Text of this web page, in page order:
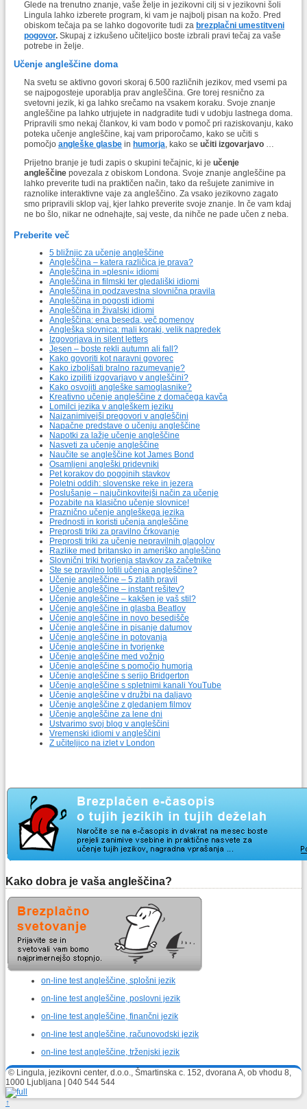
Glede na trenutno znanje, vaše želje in jezikovni cilj si v jezikovni šoli
Lingula lahko izberete program, ki vam je najbolj pisan na kožo. Pred
obiskom tečaja pa se lahko dogovorite tudi za brezplačni umestitveni
pogovor. Skupaj z izkušeno učiteljico boste izbrali pravi tečaj za vaše
potrebe in želje.
Učenje angleščine doma
Na svetu se aktivno govori skoraj 6.500 različnih jezikov, med vsemi pa
se najpogosteje uporablja prav angleščina. Gre torej resnično za
svetovni jezik, ki ga lahko srečamo na vsakem koraku. Svoje znanje
angleščine pa lahko utrjujete in nadgradite tudi v udobju lastnega doma.
Pripravili smo nekaj člankov, ki vam bodo v pomoč pri raziskovanju, kako
poteka učenje angleščine, kaj vam priporočamo, kako se učiti s
pomočjo angleške glasbe in humorja , kako se učiti izgovarjavo
Prijetno branje je tudi zapis o skupini tečajnic, ki je učenje
angleščine povezala z obiskom Londona. Svoje znanje angleščine pa
lahko preverite tudi na praktičen način, tako da rešujete zanimive in
raznolike interaktivne vaje za angleščino. Za vsako jezikovno zagato
smo pripravili sklop vaj, kjer lahko preverite svoje znanje. In če vam kdaj
ne bo šlo, nikar ne odnehajte, saj veste, da nihče ne pade učen z neba.
Preberite več
5 bližnjic za učenje angleščine
Angleščina – katera različica je prava?
Angleščina in »plesni« idiomi
Angleščina in filmski ter gledališki idiomi
Angleščina in podzavestna slovnična pravila
Angleščina in pogosti idiomi
Angleščina in živalski idiomi
Angleščina: ena beseda, več pomenov
Angleška slovnica: mali koraki, velik napredek
Izgovorjava in silent letters
Jesen – boste rekli autumn ali fall?
Kako govoriti kot naravni govorec
Kako izboljšati bralno razumevanje?
Kako izpiliti izgovarjavo v angleščini?
Kako osvojiti angleške samoglasnike?
Kreativno učenje angleščine z domačega kavča
Lomilci jezika v angleškem jeziku
Najzanimivejši pregovori v angleščini
Napačne predstave o učenju angleščine
Napotki za lažje učenje angleščine
Nasveti za učenje angleščine
Naučite se angleščine kot James Bond
Osamljeni angleški pridevniki
Pet korakov do pogojnih stavkov
Poletni oddih: slovenske reke in jezera
Poslušanje – najučinkovitejši način za učenje
Pozabite na klasično učenje slovnice!
Praznično učenje angleškega jezika
Prednosti in koristi učenja angleščine
Preprosti triki za pravilno črkovanje
Preprosti triki za učenje nepravilnih glagolov
Razlike med britansko in ameriško angleščino
Slovnični triki tvorjenja stavkov za začetnike
Ste se pravilno lotili učenja angleščine?
Učenje angleščine – 5 zlatih pravil
Učenje angleščine – instant rešitev?
Učenje angleščine – kakšen je vaš stil?
Učenje angleščine in glasba Beatlov
Učenje angleščine in novo besedišče
Učenje angleščine in pisanje datumov
Učenje angleščine in potovanja
Učenje angleščine in tvorjenke
Učenje angleščine med vožnjo
Učenje angleščine s pomočjo humorja
Učenje angleščine s serijo Bridgerton
Učenje angleščine s spletnimi kanali YouTube
Učenje angleščine v družbi na daljavo
Učenje angleščine z gledanjem filmov
Učenje angleščine za lene dni
Ustvarimo svoj blog v angleščini
Vremenski idiomi v angleščini
Z učiteljico na izlet v London
Kako dobra je vaša angleščina?
on-line test angleščine, splošni jezik
on-line test angleščine, poslovni jezik
on-line test angleščine, finančni jezik
on-line test angleščine, računovodski jezik
on-line test angleščine, trženjski jezik
© Lingula, jezikovni center, d.o.o., Šmartinska c. 152, dvorana A, ob vhodu 8,
1000 Ljubljana | 040 544 544
↑